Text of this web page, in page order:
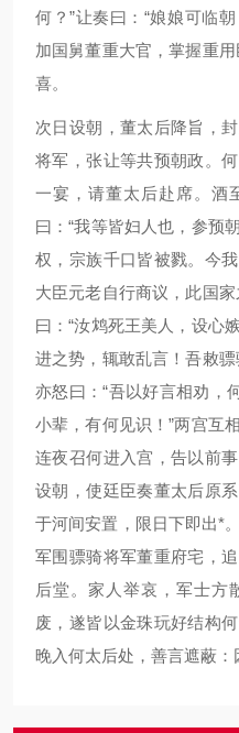
何？”让奏曰：“娘娘可临
加国舅董重大官，掌握重
喜。
次日设朝，董太后降旨，
将军，张让等共预朝政。
一宴，请董太后赴席。酒
曰：“我等皆妇人也，参预
权，宗族千口皆被戮。今
大臣元老自行商议，此国
曰：“汝鸩死王美人，设心
进之势，辄敢乱言！吾敕
亦怒曰：“吾以好言相劝，
小辈，有何见识！”两宫互
连夜召何进入宫，告以前
设朝，使廷臣奏董太后原
于河间安置，限日下即出*
军围骠骑将军董重府宅，
后堂。家人举哀，军士方
废，遂皆以金珠玩好结构
晚入何太后处，善言遮蔽：